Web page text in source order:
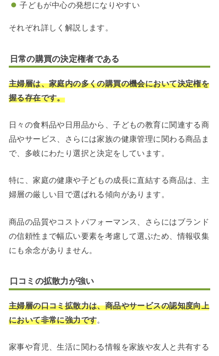
子どもが中心の発想になりやすい
それぞれ詳しく解説します。
日常の購買の決定権者である
主婦層は、家庭内の多くの購買の機会において決定権を
握る存在です。
日々の食料品や日用品から、子どもの教育に関連する商
品やサービス、さらには家族の健康管理に関わる商品ま
で、多岐にわたり選択と決定をしています。
特に、家庭の健康や子どもの成長に直結する商品は、主
婦層の厳しい目で選ばれる傾向があります。
商品の品質やコストパフォーマンス、さらにはブランド
の信頼性まで幅広い要素を考慮して選ぶため、情報収集
にも余念がありません。
口コミの拡散力が強い
主婦層の口コミ拡散力は、商品やサービスの認知度向上
において非常に強力です。
家事や育児、生活に関わる情報を家族や友人と共有する